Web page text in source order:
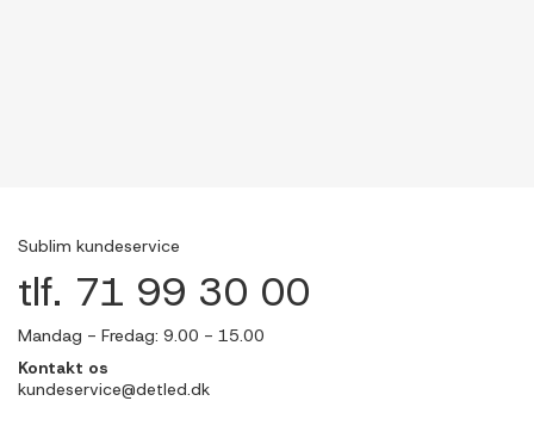
Sublim kundeservice
tlf. 71 99 30 00
Mandag - Fredag: 9.00 - 15.00
Kontakt os
kundeservice@detled.dk